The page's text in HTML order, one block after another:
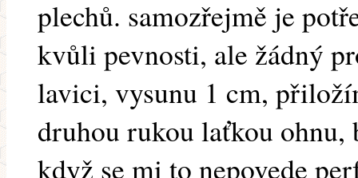
plechů. samozřejmě je
kvůli pevnosti, ale žádný
lavici, vysunu 1 cm,
druhou rukou laťkou
když se mi to nepovede